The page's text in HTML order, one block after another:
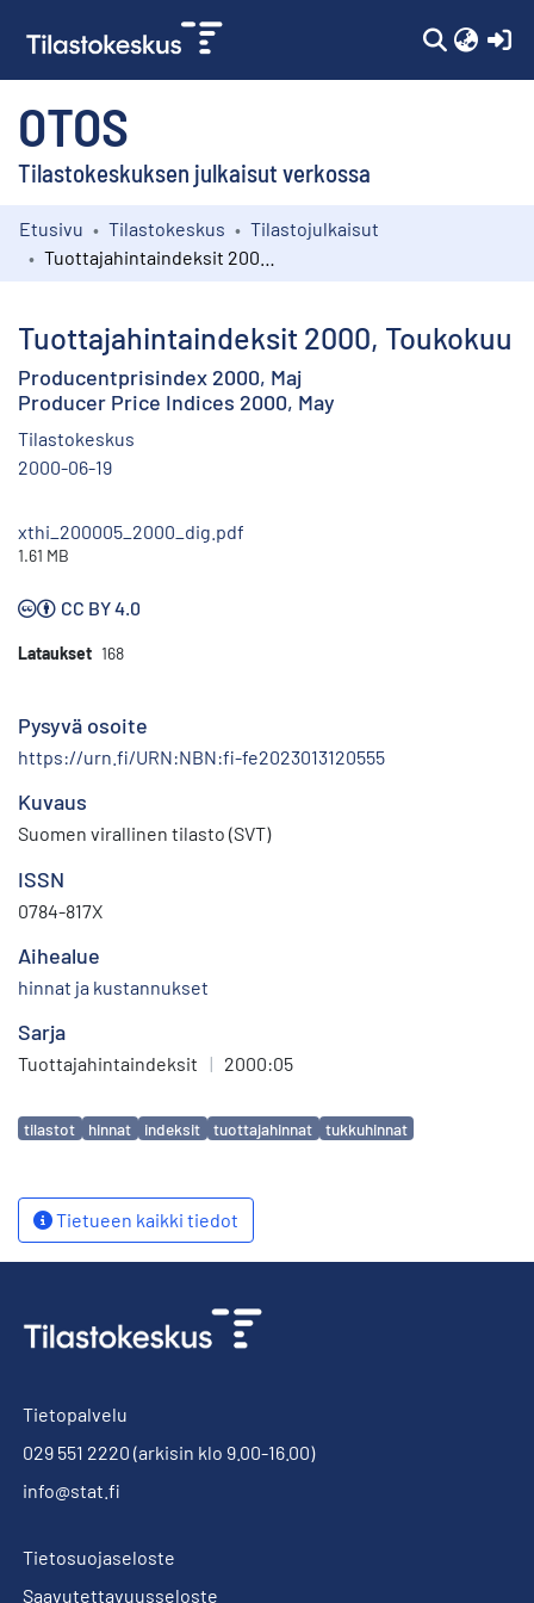
OTOS
Tilastokeskuksen julkaisut verkossa
Kokoelmat
Etusivu Tilastokeskus
Tilastojulkaisut
Tuottajahintaindeksit 2000, Toukokuu
Producentprisindex 2000, Maj
Producer Price Indices 2000, May
Tilastokeskus
2000-06-19
xthi_200005_2000_dig.pdf
1.61 MB
CC BY 4.0
Lataukset 168
Pysyvä osoite
https://urn.fi/URN:NBN:fi-fe2023013120555
Kuvaus
Suomen virallinen tilasto (SVT)
ISSN
0784-817X
Aihealue
hinnat ja kustannukset
Sarja
Tuottajahintaindeksit | 2000:05
Avainsanat
tilastot hinnat indeksit tuottajahinnat tukkuhinnat
Tietueen kaikki tiedot
Tietopalvelu
029 551 2220 (arkisin klo 9.00-16.00)
info@stat.fi
Tietosuojaseloste
Saavutettavuusseloste